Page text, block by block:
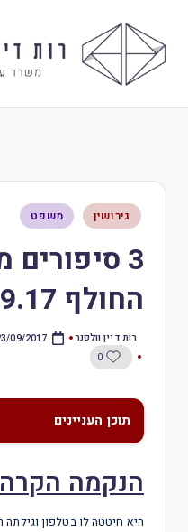
גירושין משפט
3
החולף 23.9.17
רות דיין וולפנר 09/2017
0
תוכן העניינים
הנקמה הקרה
היא חיטטה לו בטלפון וגילתה